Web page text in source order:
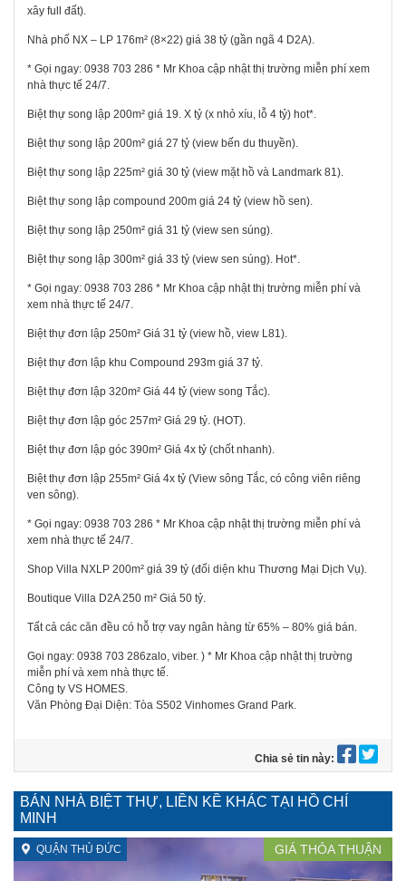
xây full đất).
Nhà phố NX – LP 176m² (8×22) giá 38 tỷ (gần ngã 4 D2A).
* Gọi ngay: 0938 703 286 * Mr Khoa cập nhật thị trường miễn phí xem
nhà thực tế 24/7.
Biệt thự song lập 200m² giá 19. X tỷ (x nhỏ xíu, lỗ 4 tỷ) hot*.
Biệt thự song lập 200m² giá 27 tỷ (view bến du thuyền).
Biệt thự song lập 225m² giá 30 tỷ (view mặt hồ và Landmark 81).
Biệt thự song lập compound 200m giá 24 tỷ (view hồ sen).
Biệt thự song lập 250m² giá 31 tỷ (view sen súng).
Biệt thự song lập 300m² giá 33 tỷ (view sen súng). Hot*.
* Gọi ngay: 0938 703 286 * Mr Khoa cập nhật thị trường miễn phí và
xem nhà thực tế 24/7.
Biệt thự đơn lập 250m² Giá 31 tỷ (view hồ, view L81).
Biệt thự đơn lập khu Compound 293m giá 37 tỷ.
Biệt thự đơn lập 320m² Giá 44 tỷ (view song Tắc).
Biệt thự đơn lập góc 257m² Giá 29 tỷ. (HOT).
Biệt thự đơn lập góc 390m² Giá 4x tỷ (chốt nhanh).
Biệt thự đơn lập 255m² Giá 4x tỷ (View sông Tắc, có công viên riêng
ven sông).
* Gọi ngay: 0938 703 286 * Mr Khoa cập nhật thị trường miễn phí và
xem nhà thực tế 24/7.
Shop Villa NXLP 200m² giá 39 tỷ (đối diện khu Thương Mại Dịch Vụ).
Boutique Villa D2A 250 m² Giá 50 tỷ.
Tất cả các căn đều có hỗ trợ vay ngân hàng từ 65% – 80% giá bán.
Gọi ngay: 0938 703 286zalo, viber. ) * Mr Khoa cập nhật thị trường
miễn phí và xem nhà thực tế.
Công ty VS HOMES.
Văn Phòng Đại Diện: Tòa S502 Vinhomes Grand Park.
Chia sẻ tin này:
BÁN NHÀ BIỆT THỰ, LIỀN KỀ KHÁC TẠI HỒ CHÍ
MINH
QUẬN THỦ ĐỨC GIÁ THỎA THUẬN